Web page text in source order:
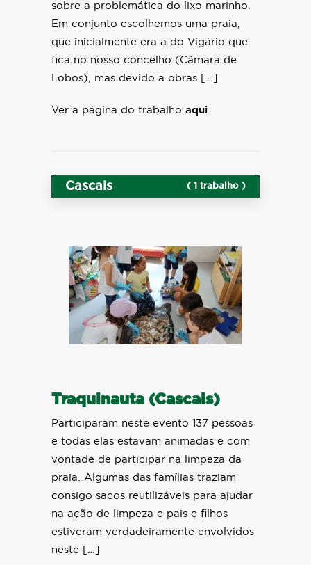
sobre a problemática do lixo marinho.
Em conjunto escolhemos uma praia,
que inicialmente era a do Vigário que
fica no nosso concelho (Câmara de
Lobos), mas devido a obras […]
Ver a página do trabalho aqui.
Cascais ( 1 trabalho )
Traquinauta (Cascais)
Participaram neste evento 137 pessoas
e todas elas estavam animadas e com
vontade de participar na limpeza da
praia. Algumas das famílias traziam
consigo sacos reutilizáveis para ajudar
na ação de limpeza e pais e filhos
estiveram verdadeiramente envolvidos
neste […]